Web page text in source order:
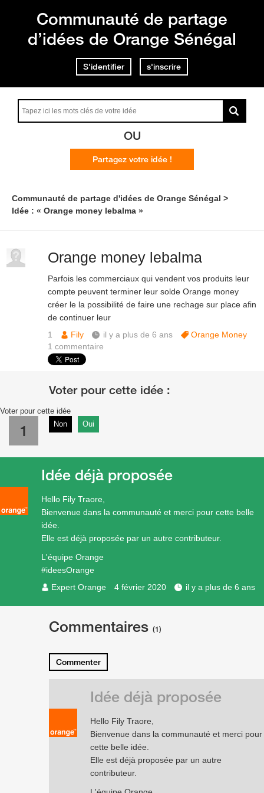
Communauté de partage
d’idées de Orange Sénégal
S'identifier s'inscrire
OU
Partagez votre idée !
Communauté de partage d'idées de Orange Sénégal
Idée : « Orange money lebalma »
Orange money lebalma
Parfois les commerciaux qui vendent vos produits leur
compte peuvent terminer leur solde Orange money
créer le la possibilité de faire une rechage sur place afin
de continuer leur
1
Fily il y a plus de 6 ans
Orange Money
1commentaire
Voter pour cette idée
1 Non Oui
Hello Fily Traore,
Bienvenue dans la communauté et merci pour cette belle
idée.
Elle est déjà proposée par un autre contributeur.
L'équipe Orange
#ideesOrange
Expert Orange
4 février 2020 il y a plus de 6 ans
Idée déjà proposée
Commentaires (1)
Commenter
Hello Fily Traore,
Bienvenue dans la communauté et merci pour
cette belle idée.
Elle est déjà proposée par un autre
contributeur.
Idée déjà proposée